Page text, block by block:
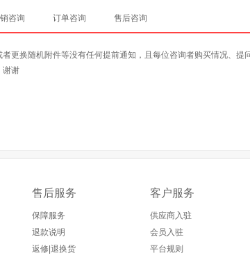
咨询 订单咨询 售后咨询
更换随机附件等没有任何提前通知，且每位咨询者购买情况、
谢谢
售后服务
保障服务
退款说明
返修|退换货
客户服务
供应商入驻
会员入驻
平台规则